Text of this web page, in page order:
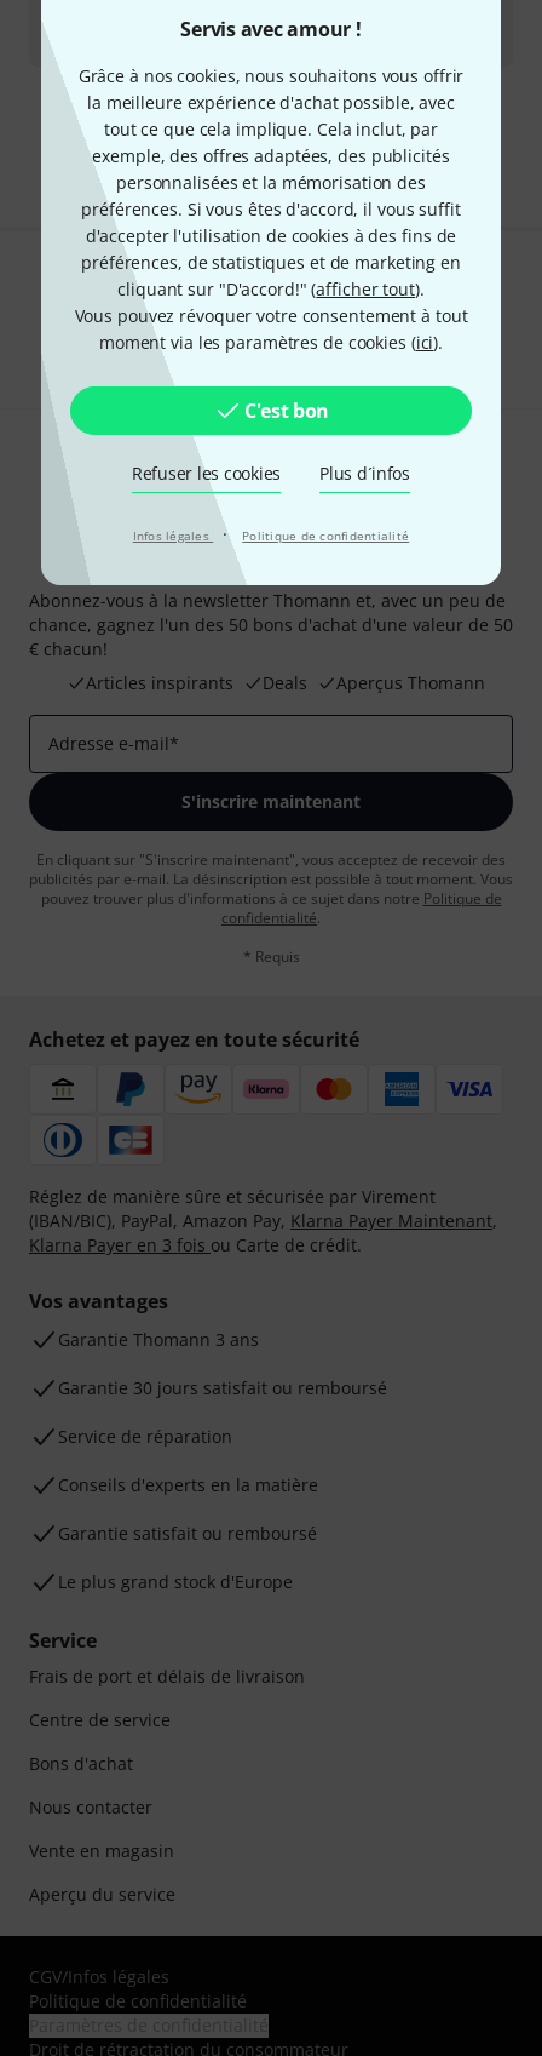
Servis avec amour !
Grâce à nos cookies, nous souhaitons vous offrir
la meilleure expérience d'achat possible, avec
tout ce que cela implique. Cela inclut, par
exemple, des offres adaptées, des publicités
personnalisées et la mémorisation des
préférences. Si vous êtes d'accord, il vous suffit
d'accepter l'utilisation de cookies à des fins de
préférences, de statistiques et de marketing en
cliquant sur "D'accord!" (afficher tout).
Vous pouvez révoquer votre consentement à tout
moment via les paramètres de cookies (ici).
C'est bon
Refuser les cookies Plus d´infos
Infos légales · Politique de confidentialité
Disponible sous 9–12 semaines
109€
Envoi gratuit à partir de 69 €
Les prix sont indiqués avec TVA comprise
Aimez-vous ce que vous voyez ?
Partager Aide et commentaires
Newsletters Thomann
Abonnez-vous à la newsletter Thomann et, avec un peu de
chance, gagnez l'un des 50 bons d'achat d'une valeur de 50
€ chacun!
Articles inspirants
Deals Aperçus Thomann
Adresse e-mail*
S'inscrire maintenant
En cliquant sur "S'inscrire maintenant", vous acceptez de recevoir des
publicités par e-mail. La désinscription est possible à tout moment. Vous
pouvez trouver plus d'informations à ce sujet dans notre Politique de
confidentialité.
* Requis
Achetez et payez en toute sécurité
Réglez de manière sûre et sécurisée par Virement
(IBAN/BIC), PayPal, Amazon Pay, Klarna Payer Maintenant,
Klarna Payer en 3 fois ou Carte de crédit.
Vos avantages
Ga­ran­tie Thomann 3 ans
Garantie 30 jours satisfait ou remboursé
Service de réparation
Conseils d'experts en la matière
Garantie satisfait ou remboursé
Le plus grand stock d'Europe
Service
Frais de port et délais de livraison
Centre de service
Bons d'achat
Nous contacter
Vente en magasin
Aperçu du service
CGV/Infos légales
Politique de confidentialité
Droit de rétractation du consommateur